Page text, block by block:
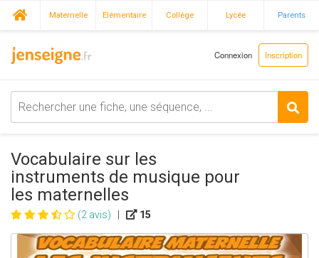
Maternelle Elémentaire Collège Lycée Parents
Connexion Inscription
Vocabulaire sur les
instruments de musique pour
les maternelles
(2 avis) 15